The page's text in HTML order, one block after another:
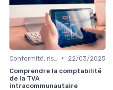
•
22/03/2025
Comprendre la comptabilité
de la TVA
intracommunautaire